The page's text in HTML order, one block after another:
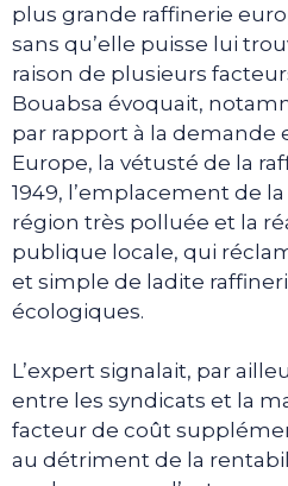
plus grande raffinerie
sans qu’elle puisse lui
raison de plusieurs
Bouabsa évoquait,
par rapport à la demande
Europe, la vétusté de la
1949, l’emplacement de
région très polluée et la
publique locale, qui
et simple de ladite
écologiques.
L’expert signalait, par
entre les syndicats et la
facteur de coût
au détriment de la